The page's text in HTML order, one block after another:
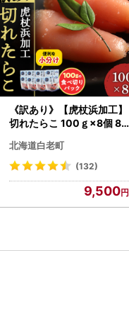
《訳あり》【虎杖浜加工】
切れたらこ 100ｇ×8個 80
北海道白老町
(132)
9,500